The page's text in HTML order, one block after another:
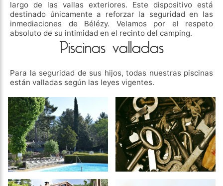
largo de las vallas exteriores. Este dispositivo está
destinado únicamente a reforzar la seguridad en las
inmediaciones de Bélézy. Velamos por el respeto
absoluto de su intimidad en el recinto del camping.
Piscinas valladas
Para la seguridad de sus hijos, todas nuestras piscinas
están valladas según las leyes vigentes.